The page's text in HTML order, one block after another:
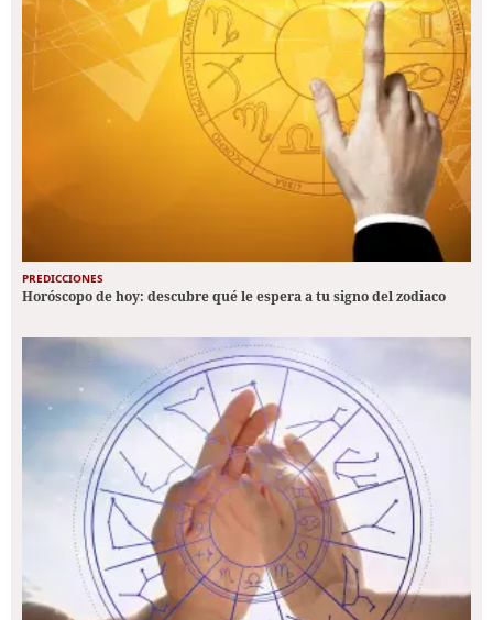
PREDICCIONES
Horóscopo de hoy: descubre qué le espera a tu signo del zodiaco